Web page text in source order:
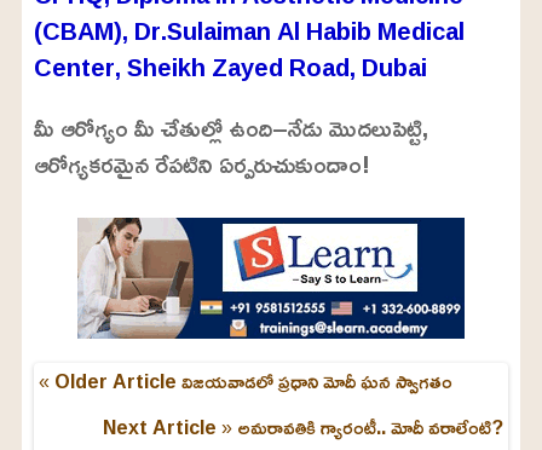
(CBAM), Dr.Sulaiman Al Habib Medical
Center, Sheikh Zayed Road, Dubai
మీ ఆరోగ్యం మీ చేతుల్లో ఉంది–నేడు మొదలుపెట్టి,
ఆరోగ్యకరమైన రేపటిని ఏర్పరుచుకుందాం!
« Older Articleవిజయవాడలో ప్రధాని మోదీ ఘన స్వాగతం
Next Article »అమరావతికి గ్యారంటీ.. మోదీ వరాలేంటి?